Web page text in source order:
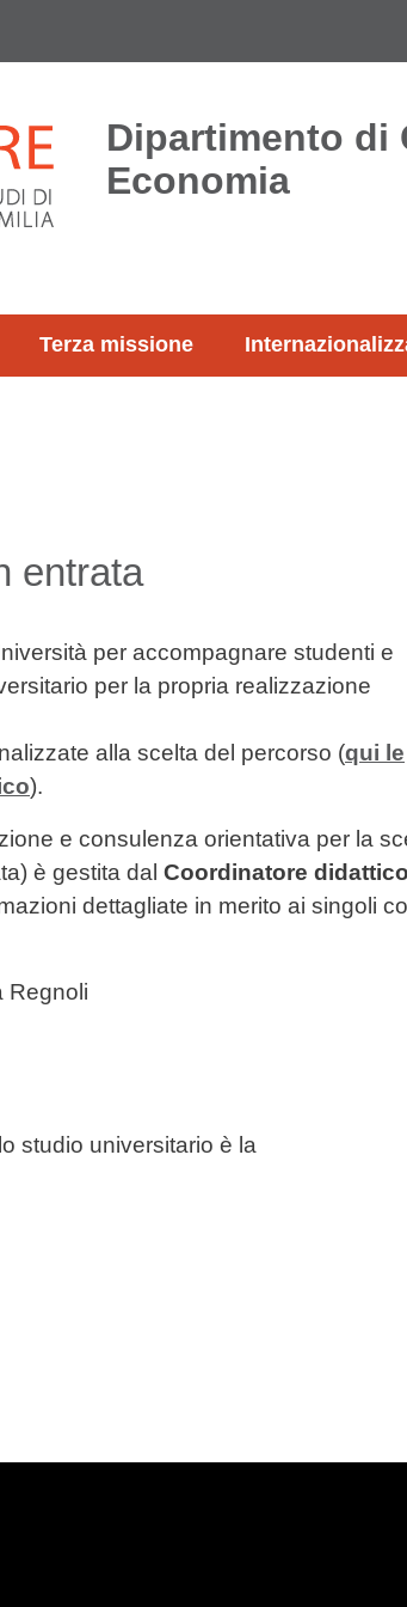
Dipartimento di
Economia
Terza missione
entrata
per accompagnare studenti e
per la propria realizzazione
alla scelta del percorso (qui le
).
e consulenza orientativa per la
è gestita dal Coordinatore didattico
dettagliate in merito ai singoli
Regnoli
studio universitario è la